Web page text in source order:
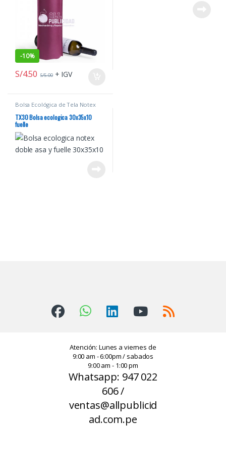
-10%
S/4.50 S/5.00 + IGV
Bolsa Ecológica de Tela Notex
TX30 Bolsa ecologica 30x35x10
fuelle
Atención: Lunes a viernes de
9:00 am - 6:00pm / sabados
9:00 am - 1:00 pm
Whatsapp: 947 022
606 /
ventas@allpublicid
ad.com.pe